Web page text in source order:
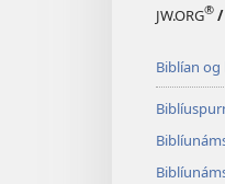
JW.ORG® /
Biblían og